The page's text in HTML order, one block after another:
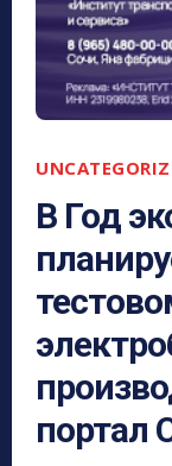
В Год
портал